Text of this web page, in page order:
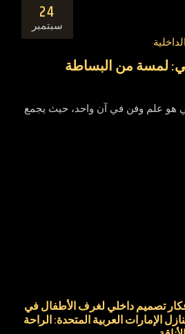
24
سبتمبر
الداخلية
لمسة من البساطة
هو علم وفن في آن واحد، حيث يجمع
تصميم داخلي لغرف الأطفال في
الإمارات العربية المتحدة: الراحة